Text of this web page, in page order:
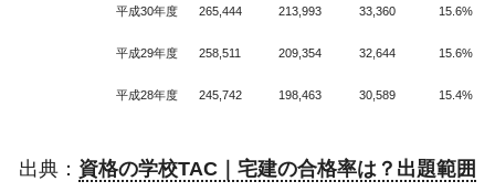
平成30年度 265,444 213,993 33,360 15.6%
平成29年度 258,511 209,354 32,644 15.6%
平成28年度 245,742 198,463 30,589 15.4%
出典： 資格の学校TAC｜宅建の合格率は？出題範囲